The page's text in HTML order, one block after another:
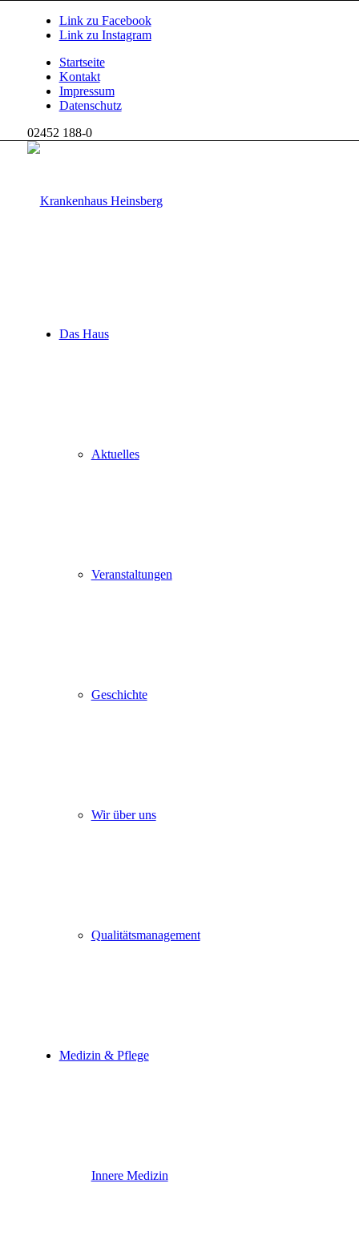
Link zu Facebook
Link zu Instagram
Startseite
Kontakt
Impressum
Datenschutz
02452 188-0
Das Haus
Aktuelles
Veranstaltungen
Geschichte
Wir über uns
Qualitätsmanagement
Medizin & Pflege
Innere Medizin